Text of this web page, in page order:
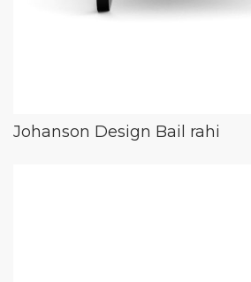
Johanson Design Bail rahi